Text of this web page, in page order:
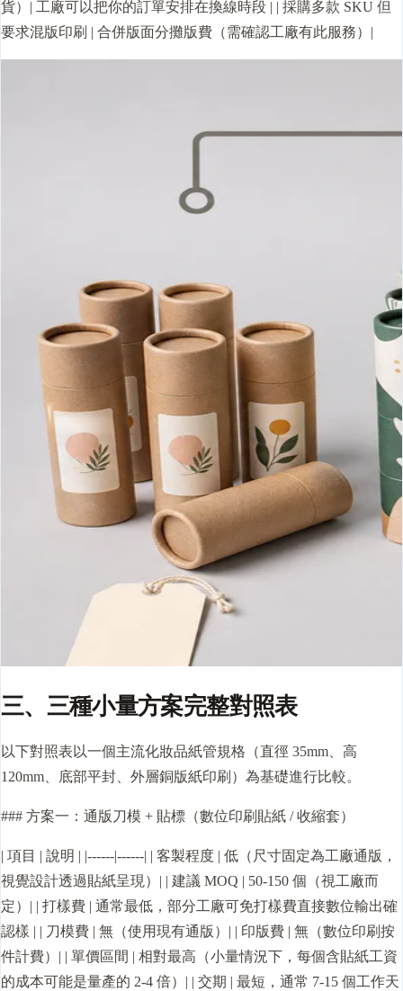
貨）| 工廠可以把你的訂單安排在換線時段 | | 採購多款 SKU 但
要求混版印刷 | 合併版面分攤版費（需確認工廠有此服務）|
三、三種小量方案完整對照表
以下對照表以一個主流化妝品紙管規格（直徑 35mm、高
120mm、底部平封、外層銅版紙印刷）為基礎進行比較。
### 方案一：通版刀模 + 貼標（數位印刷貼紙 / 收縮套）
| 項目 | 說明 | |------|------| | 客製程度 | 低（尺寸固定為工廠通版，
視覺設計透過貼紙呈現）| | 建議 MOQ | 50-150 個（視工廠而
定）| | 打樣費 | 通常最低，部分工廠可免打樣費直接數位輸出確
認樣 | | 刀模費 | 無（使用現有通版）| | 印版費 | 無（數位印刷按
件計費）| | 單價區間 | 相對最高（小量情況下，每個含貼紙工資
的成本可能是量產的 2-4 倍）| | 交期 | 最短，通常 7-15 個工作天